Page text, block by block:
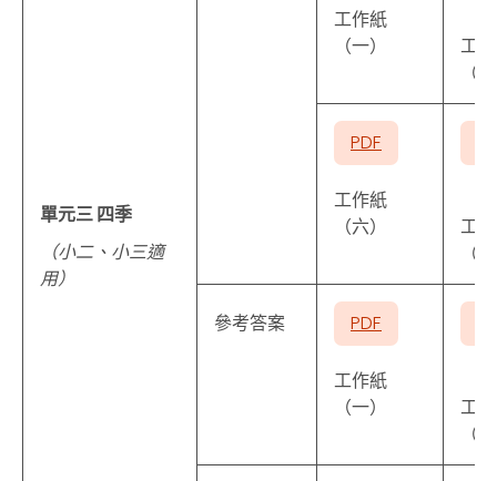
單元三 四季
（小二、小三適
用）
工作紙
（一）
工
（
PDF
工作紙
（六）
工
（
參考答案 PDF
工作紙
（一）
工
（